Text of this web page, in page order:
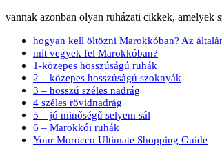
vannak azonban olyan ruházati cikkek, amelyek
hogyan kell öltözni Marokkóban? Az
mit vegyek fel Marokkóban?
1-közepes hosszúságú ruhák
2 – közepes hosszúságú szoknyák
3 – hosszú széles nadrág
4 széles rövidnadrág
5 – jó minőségű selyem sál
6 – Marokkói ruhák
Your Morocco Ultimate Shopping Guide